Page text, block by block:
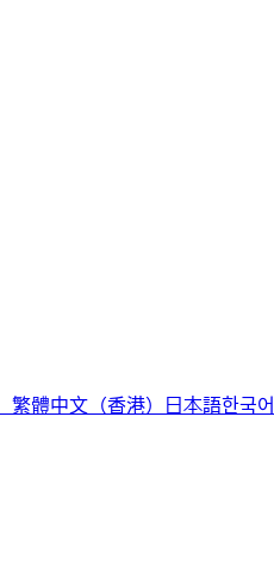
繁體中文（香港） 日本語한국어